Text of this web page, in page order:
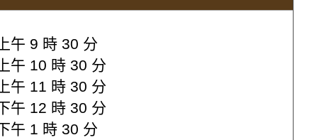
上午 9 時 30 分
上午 10 時 30 分
上午 11 時 30 分
午 12 時 30 分
午 1 時 30 分